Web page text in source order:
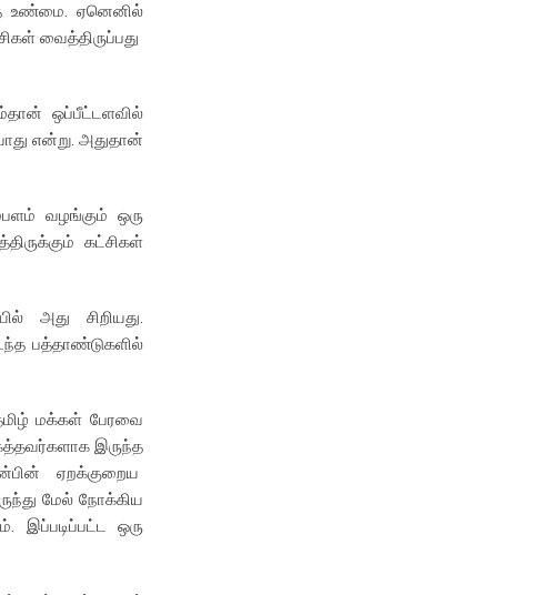
உண்மை. ஏனெனில்
வைத்திருப்பது
ஒப்பீட்டளவில்
என்று. அதுதான்
வழங்கும் ஒரு
கட்சிகள்
அது சிறியது.
பத்தாண்டுகளில்
மக்கள் பேரவை
இருந்த
ஏறக்குறைய
மேல் நோக்கிய
ஒரு